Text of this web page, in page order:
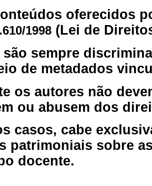
oferecidos
1998 (Lei de
são sempre
de metadados
os autores não
ou abusem dos
casos, cabe
patrimoniais sobre
docente.